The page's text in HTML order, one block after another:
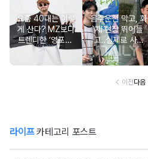
요즘 40대는 이렇
게 산다? MZ보다
트렌디한 ‘영포티’
분석
음주운전 막고, 화
재 현장 뛰어들
고..실제로 사람
구한 연예인 10
이전다음
라이프카테고리 포스트